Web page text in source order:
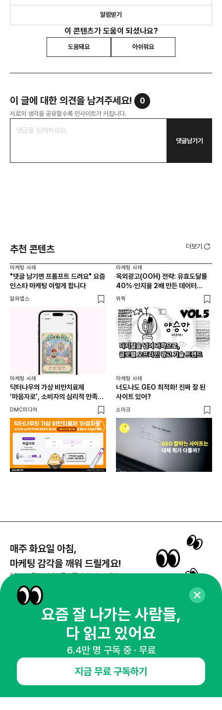
알림받기
이 콘텐츠가 도움이 되셨나요?
도움돼요 아쉬워요
이 글에 대한 의견을 남겨주세요! 0
서로의 생각을 공유할수록 인사이트가 커집니다.
댓글남기기
추천 콘텐츠 더보기
마케팅 사례
"댓글 남기면 프롬프트 드려요" 요즘
인스타 마케팅 이렇게 합니다
알파앱스
마케팅 사례
옥외광고(OOH) 전략: 유효도달률
40%·인지율 2배 만든 데이터
활용법 | 애드타입 양승만 이사
위픽
마케팅 사례
닥터나우의 가상 비만치료제
‘마음자로’, 소비자의 심리적 만족을
충족하는 동시에 서비스의 접근성을
DMC미디어
마케팅 사례
너도나도 GEO 최적화! 진짜 잘 된
사이트 있어?
소마코
매주 화요일 아침,
마케팅 감각을 깨워 드릴게요!
65,043명의 마케터를 성장시키는 뉴스레터
뉴스레터 구독하기
공지사항 제휴문의
인사이터 신청
뉴스레터
광고안내
요즘 잘 나가는 사람들,
다 읽고 있어요
6.4만 명 구독 중 · 무료
지금 무료 구독하기